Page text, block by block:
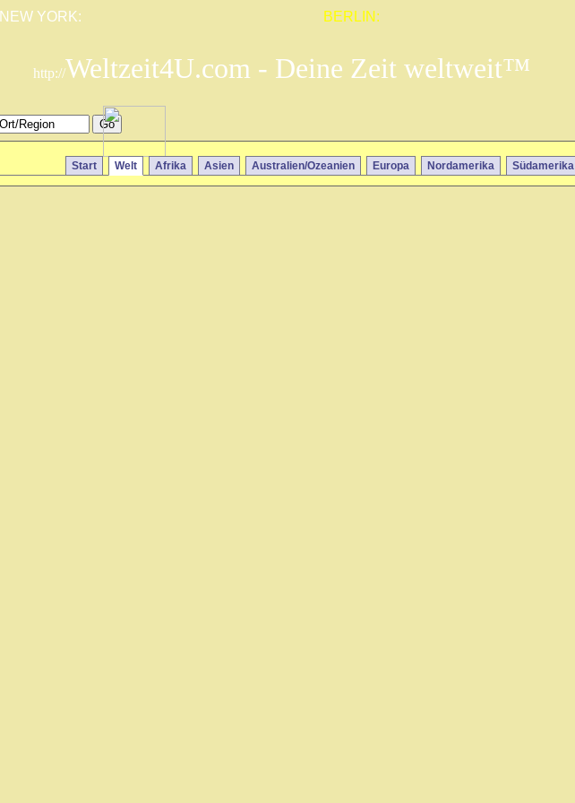
NEW YORK: BERLIN:
http://Weltzeit4U.com - Deine Zeit weltweit™
Start Welt Afrika Asien Australien/Ozeanien Europa Nordamerika Südamerika